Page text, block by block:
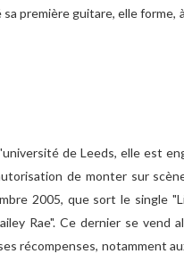
première guitare, elle
de Leeds, elle est
de monter sur
2005, que sort le single
Rae". Ce dernier se vend
récompenses, notamment